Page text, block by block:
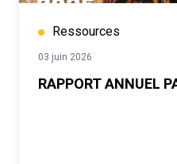
Ressources
03 juin 2026
RAPPORT ANNUEL